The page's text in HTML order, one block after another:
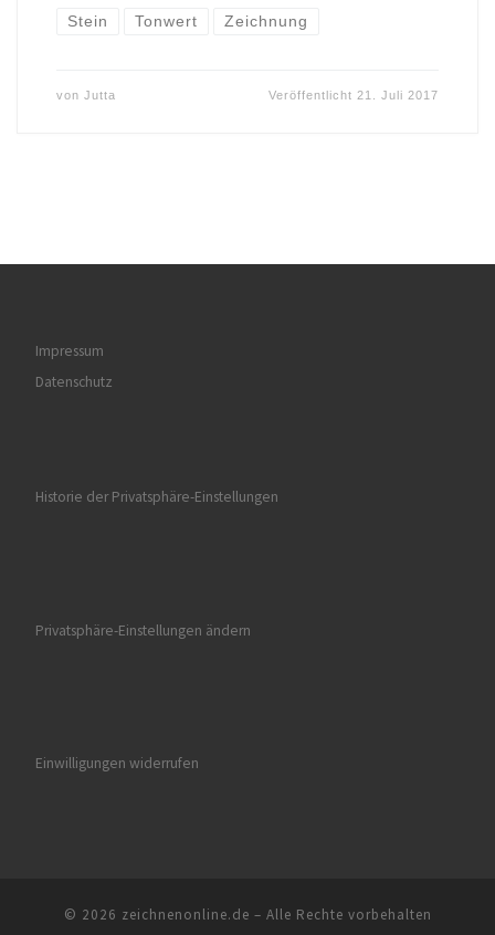
Stein Tonwert Zeichnung
von Jutta Veröffentlicht21. Juli 2017
Impressum
Datenschutz
Historie der Privatsphäre-Einstellungen
Privatsphäre-Einstellungen ändern
Einwilligungen widerrufen
© 2026 zeichnenonline.de – Alle Rechte vorbehalten